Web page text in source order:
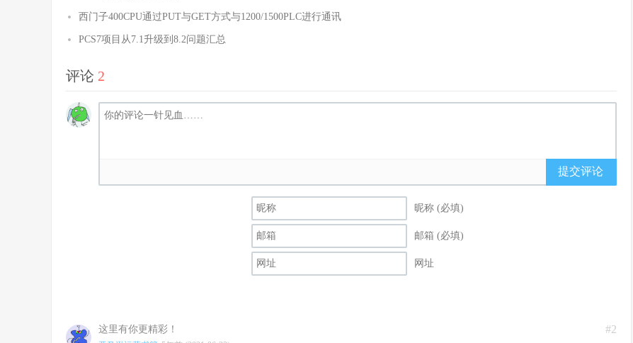
西门子400CPU通过PUT与GET方式与1200/1500PLC进行通讯
PCS7项目从7.1升级到8.2问题汇总
评论 2
提交评论
昵称 (必填)
邮箱 (必填)
网址
#2
这里有你更精彩！